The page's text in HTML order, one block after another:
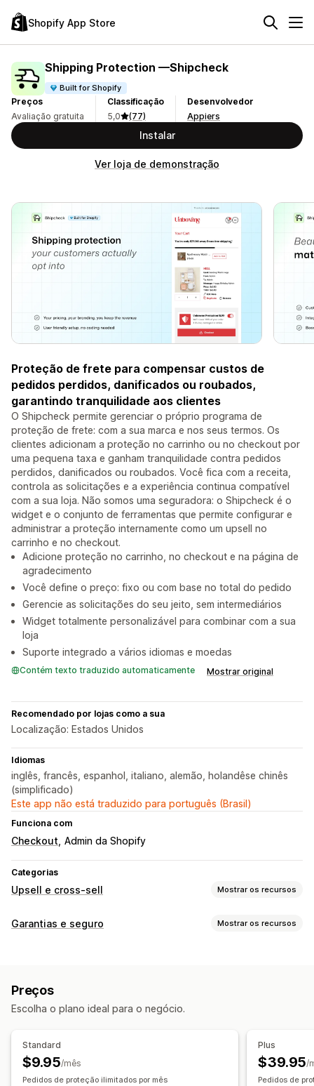
Shopify App Store
Shipping Protection —Shipcheck
Built for Shopify
Preços
Avaliação gratuita
Classificação
5,0
(77)
Desenvolvedor
Appiers
Instalar
Ver loja de demonstração
Proteção de frete para compensar custos de
pedidos perdidos, danificados ou roubados,
garantindo tranquilidade aos clientes
O Shipcheck permite gerenciar o próprio programa de
proteção de frete: com a sua marca e nos seus termos. Os
clientes adicionam a proteção no carrinho ou no checkout por
uma pequena taxa e ganham tranquilidade contra pedidos
perdidos, danificados ou roubados. Você fica com a receita,
controla as solicitações e a experiência continua compatível
com a sua loja. Não somos uma seguradora: o Shipcheck é o
widget e o conjunto de ferramentas que permite configurar e
administrar a proteção internamente como um upsell no
carrinho e no checkout.
Adicione proteção no carrinho, no checkout e na página de
agradecimento
Você define o preço: fixo ou com base no total do pedido
Gerencie as solicitações do seu jeito, sem intermediários
Widget totalmente personalizável para combinar com a sua
loja
Suporte integrado a vários idiomas e moedas
Contém texto traduzido automaticamente Mostrar original
Recomendado por lojas como a sua
Localização: Estados Unidos
Idiomas
inglês, francês, espanhol, italiano, alemão, holandêse chinês
(simplificado)
Este app não está traduzido para português (Brasil)
Funciona com
Checkout Admin da Shopify
Categorias
Upsell e cross-sell Mostrar os recursos
Personalização
Carrinho de compras deslizante
Em vários idiomas Regras personalizadas
Ofertas e recomendações
Garantias
Proteção de frete
Embalagem de presente
Complementos de produto
Garantias e seguro Mostrar os recursos
Garantia estendida
Widget personalizado
Preços
Escolha o plano ideal para o negócio.
Standard
$9.95/mês
Pedidos de proteção ilimitados por mês
Plus
$39.95/
Pedidos de